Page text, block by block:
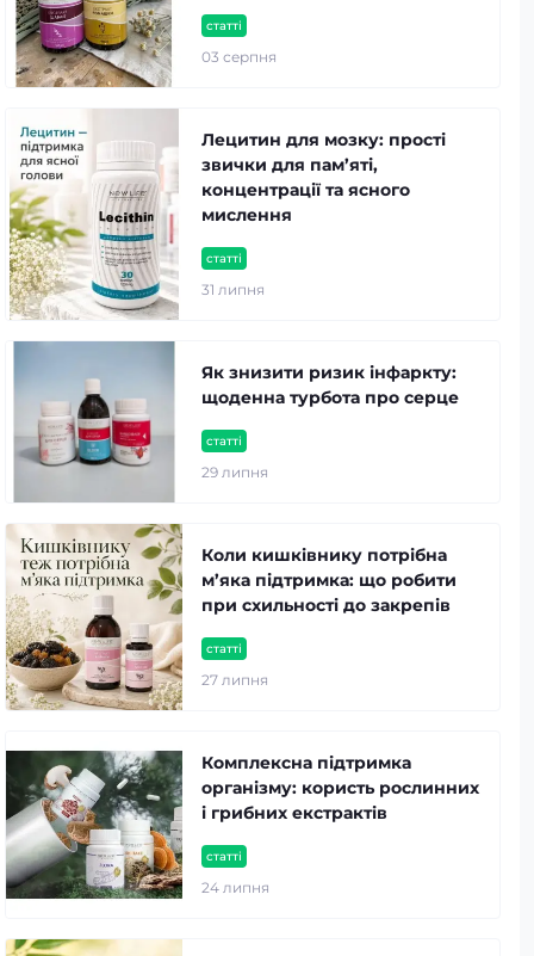
статті
03 серпня
статті
31 липня
Лецитин для мозку: прості
звички для пам’яті,
концентрації та ясного
мислення
статті
29 липня
Як знизити ризик інфаркту:
щоденна турбота про серце
статті
27 липня
Коли кишківнику потрібна
м’яка підтримка: що робити
при схильності до закрепів
статті
24 липня
Комплексна підтримка
організму: користь рослинних
і грибних екстрактів